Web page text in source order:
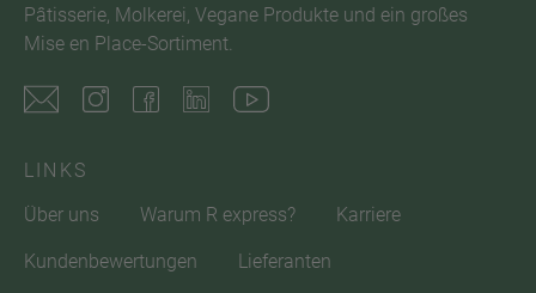
Pâtisserie, Molkerei, Vegane Produkte und ein großes
Mise en Place-Sortiment.
LINKS
Über uns
Warum R express? Karriere
Kundenbewertungen Lieferanten